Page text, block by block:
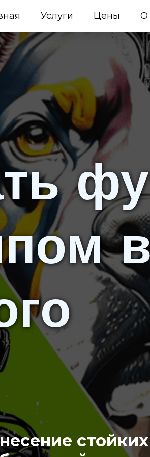
Услуги Цены О
стойких